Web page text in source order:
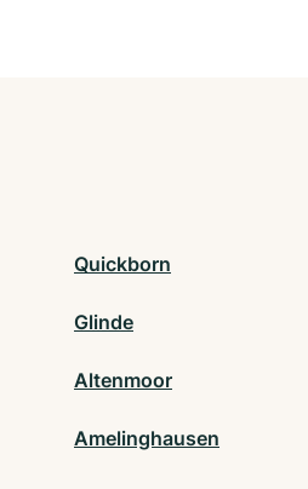
Quickborn
Glinde
Altenmoor
Amelinghausen